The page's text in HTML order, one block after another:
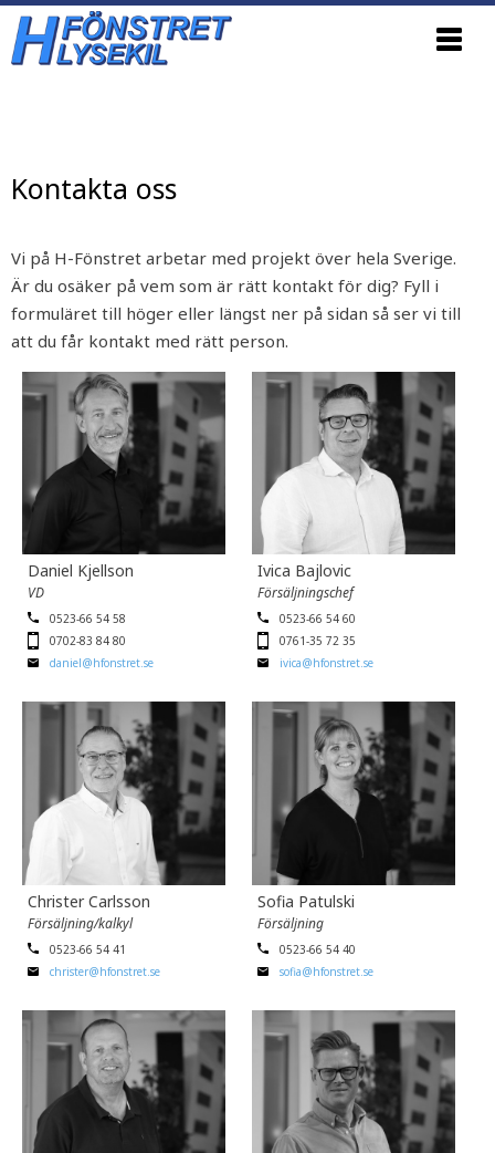
Update cookies preferences
Kontakta oss
Vi på H-Fönstret arbetar med projekt över hela Sverige.
Är du osäker på vem som är rätt kontakt för dig? Fyll i
formuläret till höger eller längst ner på sidan så ser vi till
att du får kontakt med rätt person.
Daniel Kjellson
VD
0523-66 54 58
0702-83 84 80
daniel@hfonstret.se
Ivica Bajlovic
Försäljningschef
0523-66 54 60
0761-35 72 35
ivica@hfonstret.se
Christer Carlsson
Försäljning/kalkyl
0523-66 54 41
christer@hfonstret.se
Sofia Patulski
Försäljning
0523-66 54 40
sofia@hfonstret.se